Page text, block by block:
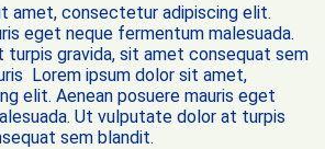
amet, consectetur adipiscing elit.
eget neque fermentum malesuada.
gravida, sit amet consequat sem
Lorem ipsum dolor sit amet,
elit. Aenean posuere mauris eget
Ut vulputate dolor at turpis
sem blandit.